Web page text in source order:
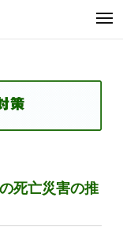
死亡災害の推